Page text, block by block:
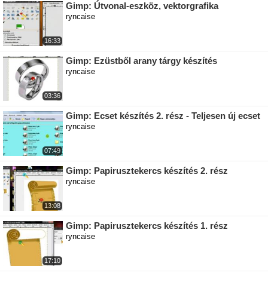
16:33
Gimp: Útvonal-eszköz, vektorgrafika
ryncaise
03:36
Gimp: Ezüstből arany tárgy készítés
ryncaise
07:49
Gimp: Ecset készítés 2. rész - Teljesen új ecset
ryncaise
13:08
Gimp: Papirusztekercs készítés 2. rész
ryncaise
17:10
Gimp: Papirusztekercs készítés 1. rész
ryncaise